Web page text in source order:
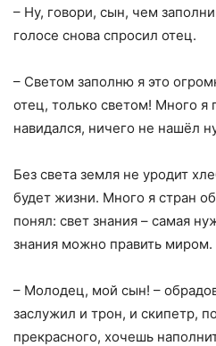
– Ну, говори, сын, чем
голосе снова спросил отец.
– Светом заполню я это
отец, только светом! Много я
навидался, ничего не нашёл
Без света земля не уродит
будет жизни. Много я стран
понял: свет знания – самая
знания можно править миром.
– Молодец, мой сын! –
заслужил и трон, и скипетр,
прекрасного, хочешь